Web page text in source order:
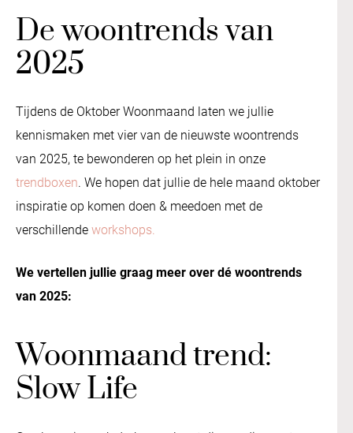
De woontrends van
2025
Tijdens de Oktober Woonmaand laten we jullie
kennismaken met vier van de nieuwste woontrends
van 2025, te bewonderen op het plein in onze
trendboxen. We hopen dat jullie de hele maand oktober
inspiratie op komen doen & meedoen met de
verschillende workshops.
We vertellen jullie graag meer over dé woontrends
van 2025:
Woonmaand trend:
Slow Life